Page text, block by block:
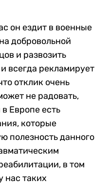
он ездит в военные
добровольной
и развозить
всегда рекламирует
отклик очень
не радовать,
Европе есть
которые
полезность данного
в том
нас таких